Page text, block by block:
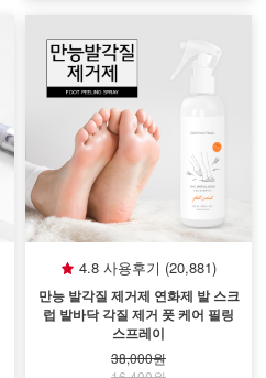
4.8 사용후기 (20,881)
만능 발각질 제거제 연화제 발 스크
럽 발바닥 각질 제거 풋 케어 필링
스프레이
38,000원